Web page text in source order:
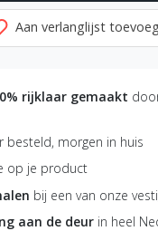
Aan verlanglijst
rijklaar gemaakt
besteld, morgen in huis
op je product
bij een van onze
aan de deur in heel